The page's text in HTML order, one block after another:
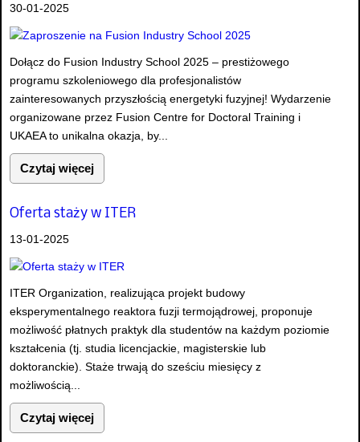
30-01-2025
Dołącz do Fusion Industry School 2025 – prestiżowego
programu szkoleniowego dla profesjonalistów
zainteresowanych przyszłością energetyki fuzyjnej! Wydarzenie
organizowane przez Fusion Centre for Doctoral Training i
UKAEA to unikalna okazja, by...
Czytaj więcej
Oferta staży w ITER
13-01-2025
ITER Organization, realizująca projekt budowy
eksperymentalnego reaktora fuzji termojądrowej, proponuje
możliwość płatnych praktyk dla studentów na każdym poziomie
kształcenia (tj. studia licencjackie, magisterskie lub
doktoranckie). Staże trwają do sześciu miesięcy z
możliwością...
Czytaj więcej